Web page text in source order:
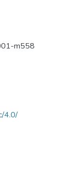
m558
4.0/